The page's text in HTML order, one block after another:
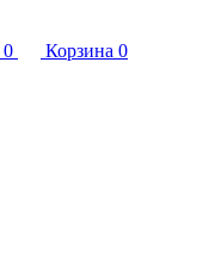
0 Корзина 0